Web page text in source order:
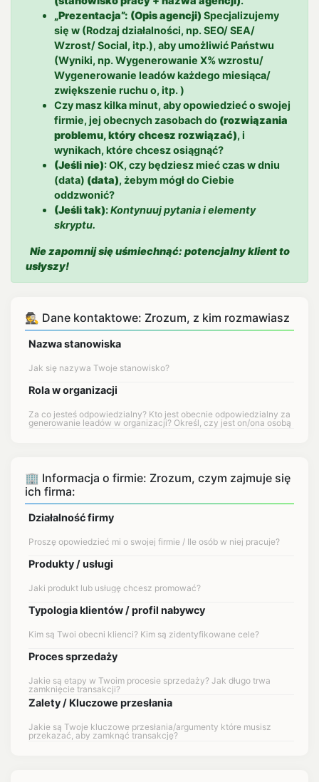
„Prezentacja”: (Opis agencji) Specjalizujemy
się w (Rodzaj działalności, np. SEO/ SEA/
Wzrost/ Social, itp.), aby umożliwić Państwu
(Wyniki, np. Wygenerowanie X% wzrostu/
Wygenerowanie leadów każdego miesiąca/
zwiększenie ruchu o, itp. )
Czy masz kilka minut, aby opowiedzieć o swojej
firmie, jej obecnych zasobach do (rozwiązania
problemu, który chcesz rozwiązać), i
wynikach, które chcesz osiągnąć?
(Jeśli nie): OK, czy będziesz mieć czas w dniu
(data) (data), żebym mógł do Ciebie
oddzwonić?
(Jeśli tak):Kontynuuj pytania i elementy
skryptu.
Nie zapomnij się uśmiechnąć: potencjalny klient to
usłyszy!
🕵 Dane kontaktowe: Zrozum, z kim rozmawiasz
Nazwa stanowiska
Rola w organizacji
🏢 Informacja o firmie: Zrozum, czym zajmuje się
ich firma:
Działalność firmy
Produkty / usługi
Typologia klientów / profil nabywcy
Proces sprzedaży
Zalety / Kluczowe przesłania